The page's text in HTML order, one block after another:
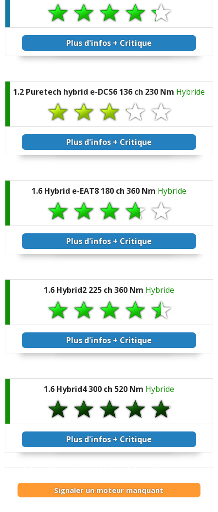
Plus d'infos + Critique
1.2 Puretech hybrid e-DCS6 136 ch 230 Nm Hybride
Plus d'infos + Critique
1.6 Hybrid e-EAT8 180 ch 360 Nm Hybride
Plus d'infos + Critique
1.6 Hybrid2 225 ch 360 Nm Hybride
Plus d'infos + Critique
1.6 Hybrid4 300 ch 520 Nm Hybride
Plus d'infos + Critique
Signaler un moteur manquant